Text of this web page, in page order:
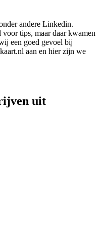
andere Linkedin.
tips, maar daar kwamen
een goed gevoel bij
aan en hier zijn we
uit